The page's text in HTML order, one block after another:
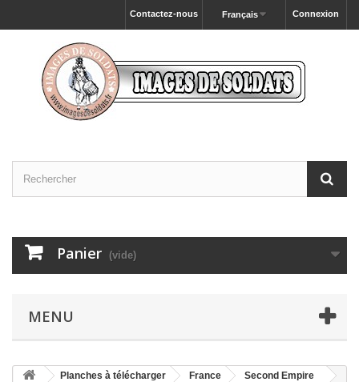
Connexion
Français
Contactez-nous
Panier (vide)
MENU
Planches à télécharger France
Second Empire